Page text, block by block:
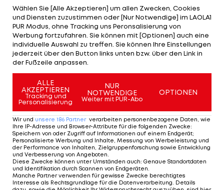
weiteren Gruppenspielen treffen Huber/Seidl am
Donnerstag auf Kubala/Benes (CZE) und am
Freitag auf die topgesetzten Italiener
Nicolai/Lupo. Die Top 3 jeder Gruppe steigen in die
K.o.-Runde auf, der Gruppensieger steht direkt im
Achtelfinale.
Mehr zum Thema
Wählen Sie [Alle Akzeptieren] um allen Zwecken, Cookies
und Diensten zuzustimmen oder [Nur Notwendige] im LAOLA1
PUR Modus, ohne Tracking uns Peronsalisierung von
Werbung fortzufahren. Sie können mit [Optionen] auch eine
individuelle Auswahl zu treffen. Sie können Ihre Einstellungen
jederzeit über den Button links unten bzw. über den Link in
der Fußzeile anpassen.
ALLE
AKZEPTIEREN
Tracking und
Personalisierung
NUR
NOTWENDIGE
Weiter mit PUR-Abo
OPTIONEN
Wir und unsere 186 Partner verarbeiten personenbezogene Daten, wie
Ihre IP-Adresse und Browser-Attribute für die folgenden Zwecke:
Speichern von oder Zugriff auf Informationen auf einem Endgerät;
Personalisierte Werbung und Inhalte, Messung von Werbeleistung und
der Performance von Inhalten, Zielgruppenforschung sowie Entwicklung
und Verbesserung von Angeboten.
Diese Zwecke können unter Umständen auch: Genaue Standortdaten
und Identifikation durch Scannen von Endgeräten.
Manche Partner verwenden für gewisse Zwecke berechtigtes
Interesse als Rechtsgrundlage für die Datenverarbeitung. Details